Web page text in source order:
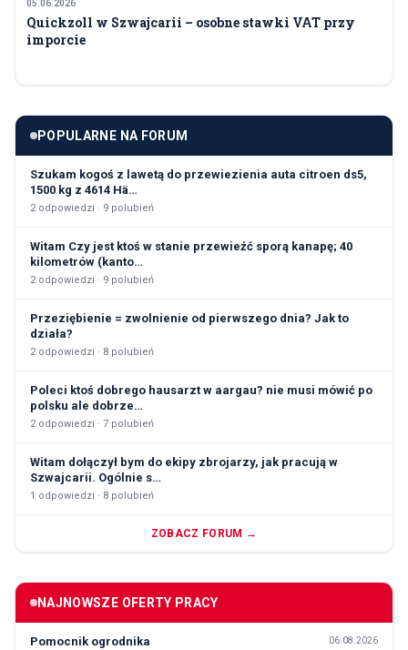
FINANSE I POLITYKA
05.06.2026
Quickzoll w Szwajcarii – osobne stawki VAT przy
imporcie
POPULARNE NA FORUM
Szukam kogoś z lawetą do przewiezienia auta citroen ds5,
1500 kg z 4614 Hä…
2odpowiedzi · 9 polubień
Witam Czy jest ktoś w stanie przewieźć sporą kanapę; 40
kilometrów (kanto…
2odpowiedzi · 9 polubień
Przeziębienie = zwolnienie od pierwszego dnia? Jak to
działa?
2odpowiedzi · 8 polubień
Poleci ktoś dobrego hausarzt w aargau? nie musi mówić po
polsku ale dobrze…
2odpowiedzi · 7 polubień
Witam dołączył bym do ekipy zbrojarzy, jak pracują w
Szwajcarii. Ogólnie s…
1 odpowiedzi · 8 polubień
ZOBACZ FORUM →
NAJNOWSZE OFERTY PRACY
Pomocnik ogrodnika 06.08.2026